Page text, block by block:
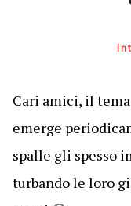
Cari amici, il
emerge
spalle gli spesso
turbando le loro